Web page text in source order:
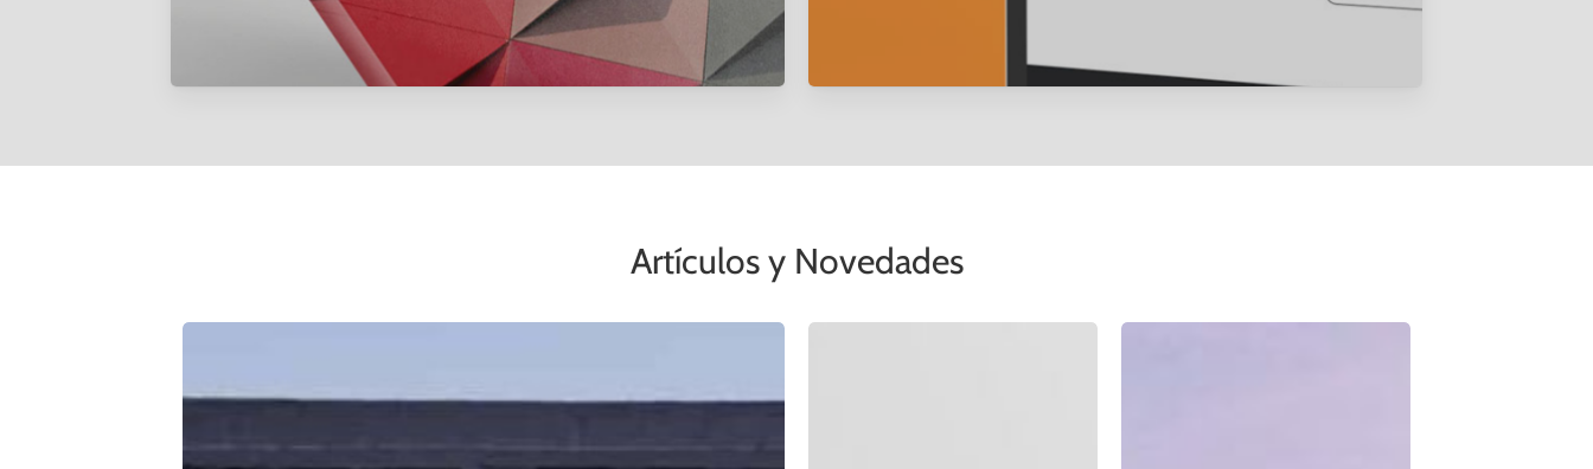
Artículos y Novedades